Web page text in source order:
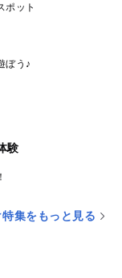
ポット
ぼう♪
験
集をもっと見る